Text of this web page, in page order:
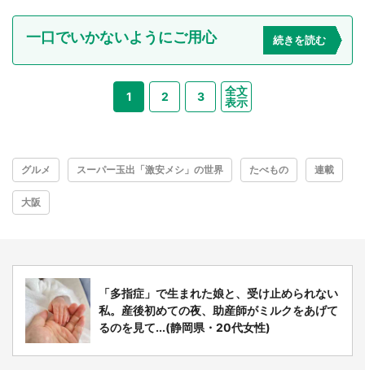
一口でいかないようにご用心 続きを読む
1 2 3
全文
表示
グルメ スーパー玉出「激安メシ」の世界 たべもの 連載
大阪
「多指症」で生まれた娘と、受け止められない
私。産後初めての夜、助産師がミルクをあげて
るのを見て...(静岡県・20代女性)